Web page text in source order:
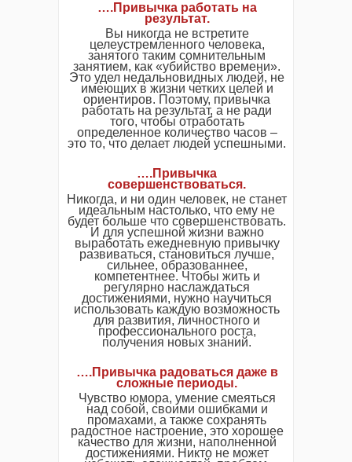
….Привычка работать на
результат.
Вы никогда не встретите
целеустремленного человека,
занятого таким сомнительным
занятием, как «убийство времени».
Это удел недальновидных людей, не
имеющих в жизни четких целей и
ориентиров. Поэтому, привычка
работать на результат, а не ради
того, чтобы отработать
определенное количество часов –
это то, что делает людей успешными.
….Привычка
совершенствоваться.
Никогда, и ни один человек, не станет
идеальным настолько, что ему не
будет больше что совершенствовать.
И для успешной жизни важно
выработать ежедневную привычку
развиваться, становиться лучше,
сильнее, образованнее,
компетентнее. Чтобы жить и
регулярно наслаждаться
достижениями, нужно научиться
использовать каждую возможность
для развития, личностного и
профессионального роста,
получения новых знаний.
….Привычка радоваться даже в
сложные периоды.
Чувство юмора, умение смеяться
над собой, своими ошибками и
промахами, а также сохранять
радостное настроение, это хорошее
качество для жизни, наполненной
достижениями. Никто не может